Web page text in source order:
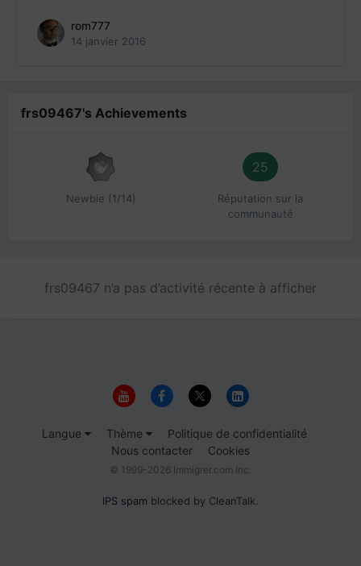
rom777
14 janvier 2016
frs09467's Achievements
Newbie (1/14)
25
Réputation sur la
communauté
frs09467 n’a pas d’activité récente à afficher
Langue Thème
Politique de confidentialité
Nous contacter
Cookies
© 1999-2026 Immigrer.com Inc.
IPS spam blocked by CleanTalk.